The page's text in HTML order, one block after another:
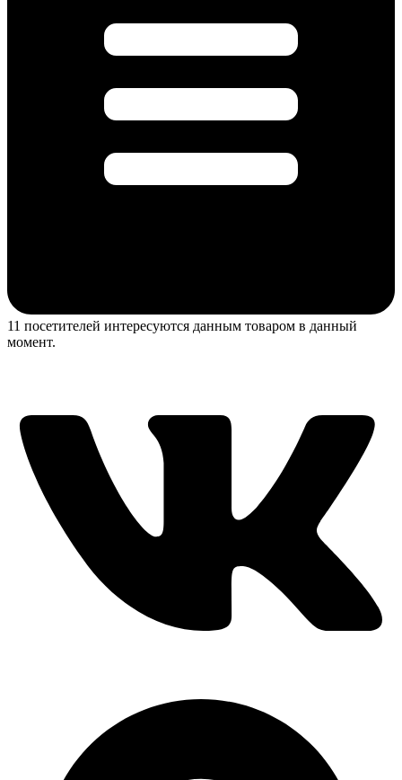
11 посетителей интересуются данным товаром в данный
момент.